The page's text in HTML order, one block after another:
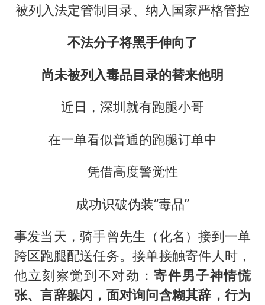
被列入法定管制目录、纳入国家严格管控
不法分子将黑手伸向了
尚未被列入毒品目录的替来他明
近日，深圳就有跑腿小哥
在一单看似普通的跑腿订单中
凭借高度警觉性
成功识破伪装“毒品”
事发当天，骑手曾先生（化名）接到一单
跨区跑腿配送任务。接单接触寄件人时，
他立刻察觉到不对劲：寄件男子神情慌
张、言辞躲闪，面对询问含糊其辞，行为